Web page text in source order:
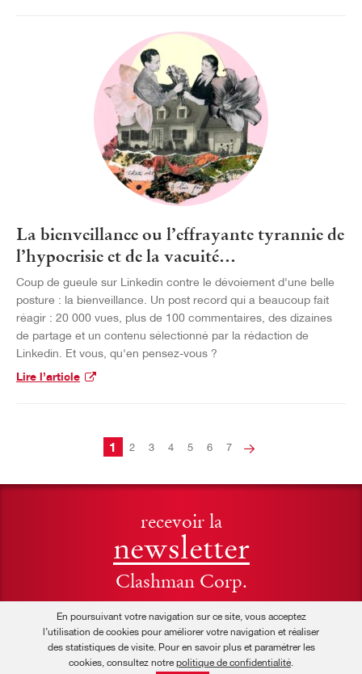
La bienveillance ou l’effrayante tyrannie de
l’hypocrisie et de la vacuité…
Coup de gueule sur Linkedin contre le dévoiement d'une belle
posture : la bienveillance. Un post record qui a beaucoup fait
réagir : 20 000 vues, plus de 100 commentaires, des dizaines
de partage et un contenu sélectionné par la rédaction de
Linkedin. Et vous, qu'en pensez-vous ?
Lire l’article
1 2 3 4 5 6 7 →
recevoir la
newsletter
Clashman Corp.
© Clashman Corp. 2026
mentions légales
politique de confidentialité
En poursuivant votre navigation sur ce site, vous acceptez
l’utilisation de cookies pour améliorer votre navigation et réaliser
des statistiques de visite. Pour en savoir plus et paramétrer les
cookies, consultez notre politique de confidentialité.